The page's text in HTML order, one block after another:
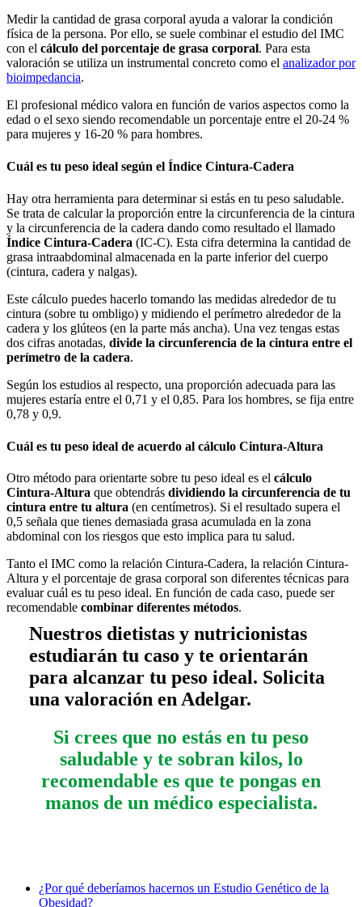
Medir la cantidad de grasa corporal ayuda a valorar la condición
física de la persona. Por ello, se suele combinar el estudio del IMC
con el cálculo del porcentaje de grasa corporal. Para esta
valoración se utiliza un instrumental concreto como el analizador por
bioimpedancia.
El profesional médico valora en función de varios aspectos como la
edad o el sexo siendo recomendable un porcentaje entre el 20-24 %
para mujeres y 16-20 % para hombres.
Cuál es tu peso ideal según el Índice Cintura-Cadera
Hay otra herramienta para determinar si estás en tu peso saludable.
Se trata de calcular la proporción entre la circunferencia de la cintura
y la circunferencia de la cadera dando como resultado el llamado
Índice Cintura-Cadera (IC-C). Esta cifra determina la cantidad de
grasa intraabdominal almacenada en la parte inferior del cuerpo
(cintura, cadera y nalgas).
Este cálculo puedes hacerlo tomando las medidas alrededor de tu
cintura (sobre tu ombligo) y midiendo el perímetro alrededor de la
cadera y los glúteos (en la parte más ancha). Una vez tengas estas
dos cifras anotadas, divide la circunferencia de la cintura entre el
perímetro de la cadera.
Según los estudios al respecto, una proporción adecuada para las
mujeres estaría entre el 0,71 y el 0,85. Para los hombres, se fija entre
0,78 y 0,9.
Cuál es tu peso ideal de acuerdo al cálculo Cintura-Altura
Otro método para orientarte sobre tu peso ideal es el cálculo
Cintura-Altura que obtendrás dividiendo la circunferencia de tu
cintura entre tu altura (en centímetros). Si el resultado supera el
0,5 señala que tienes demasiada grasa acumulada en la zona
abdominal con los riesgos que esto implica para tu salud.
Tanto el IMC como la relación Cintura-Cadera, la relación Cintura-
Altura y el porcentaje de grasa corporal son diferentes técnicas para
evaluar cuál es tu peso ideal. En función de cada caso, puede ser
recomendable combinar diferentes métodos.
Nuestros dietistas y nutricionistas
estudiarán tu caso y te orientarán
para alcanzar tu peso ideal. Solicita
una valoración en Adelgar.
Si crees que no estás en tu peso
saludable y te sobran kilos, lo
recomendable es que te pongas en
manos de un médico especialista.
¿Por qué deberíamos hacernos un Estudio Genético de la
Obesidad?